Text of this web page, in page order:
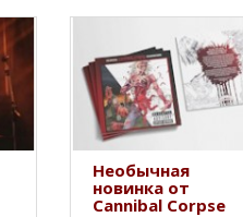
Необычная
новинка от
Cannibal Corpse